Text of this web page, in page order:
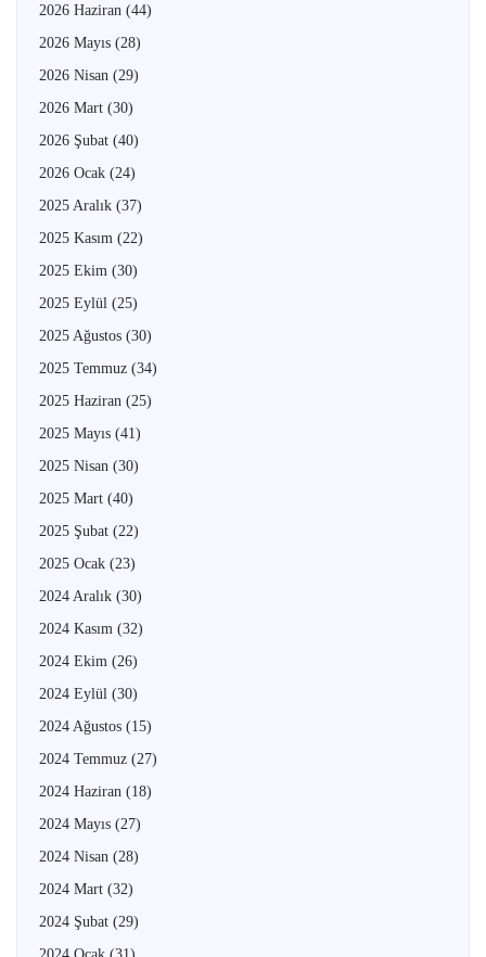
2026 Haziran (44)
2026 Mayıs (28)
2026 Nisan (29)
2026 Mart (30)
2026 Şubat (40)
2026 Ocak (24)
2025 Aralık (37)
2025 Kasım (22)
2025 Ekim (30)
2025 Eylül (25)
2025 Ağustos (30)
2025 Temmuz (34)
2025 Haziran (25)
2025 Mayıs (41)
2025 Nisan (30)
2025 Mart (40)
2025 Şubat (22)
2025 Ocak (23)
2024 Aralık (30)
2024 Kasım (32)
2024 Ekim (26)
2024 Eylül (30)
2024 Ağustos (15)
2024 Temmuz (27)
2024 Haziran (18)
2024 Mayıs (27)
2024 Nisan (28)
2024 Mart (32)
2024 Şubat (29)